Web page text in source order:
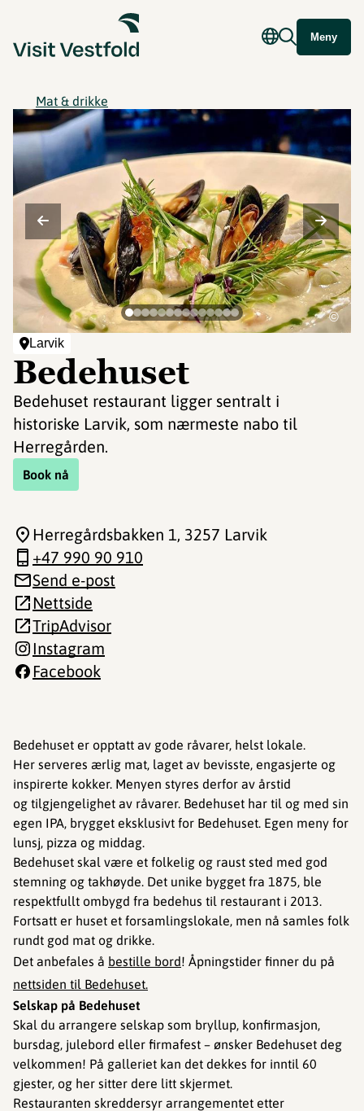
Meny
Mat & drikke
Larvik
Bedehuset
Bedehuset restaurant ligger sentralt i
historiske Larvik, som nærmeste nabo til
Herregården.
Book nå
©
Bedehuset er opptatt av gode råvarer, helst lokale.
Her serveres ærlig mat, laget av bevisste, engasjerte og
inspirerte kokker. Menyen styres derfor av årstid
og tilgjengelighet av råvarer. Bedehuset har til og med sin
egen IPA, brygget eksklusivt for Bedehuset. Egen meny for
lunsj, pizza og middag.
Bedehuset skal være et folkelig og raust sted med god
stemning og takhøyde. Det unike bygget fra 1875, ble
respektfullt ombygd fra bedehus til restaurant i 2013.
Fortsatt er huset et forsamlingslokale, men nå samles folk
rundt god mat og drikke.
Det anbefales å bestille bord! Åpningstider finner du på
nettsiden til Bedehuset.
Selskap på Bedehuset
Skal du arrangere selskap som bryllup, konfirmasjon,
bursdag, julebord eller firmafest – ønsker Bedehuset deg
velkommen! På galleriet kan det dekkes for inntil 60
gjester, og her sitter dere litt skjermet.
Restauranten skreddersyr arrangementet etter
Herregårdsbakken 1, 3257 Larvik
+47 990 90 910
Send e-post
Nettside
TripAdvisor
Instagram
Facebook